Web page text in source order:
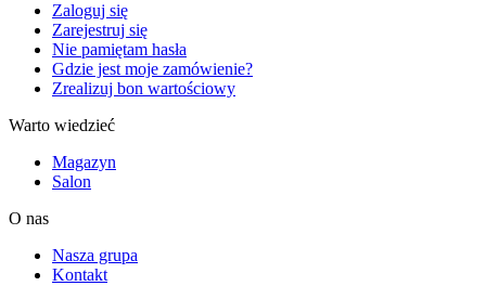
Zaloguj się
Zarejestruj się
Nie pamiętam hasła
Gdzie jest moje zamówienie?
Zrealizuj bon wartościowy
Warto wiedzieć
Magazyn
Salon
O nas
Nasza grupa
Kontakt